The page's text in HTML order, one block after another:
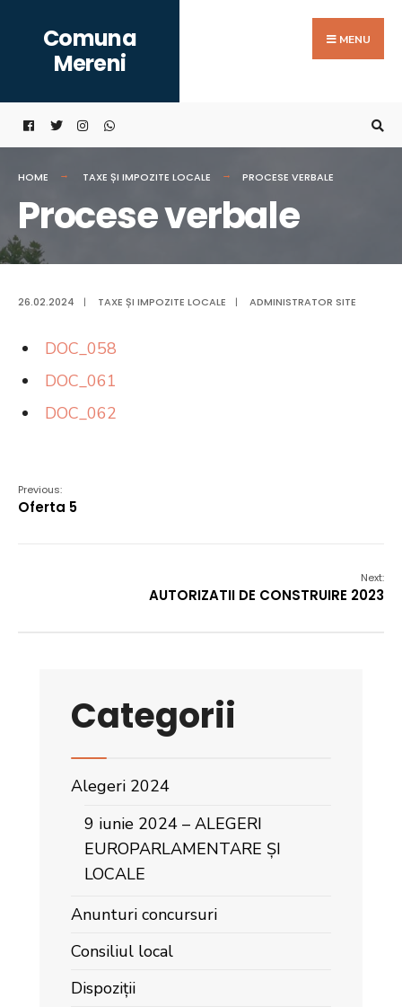
content
Comuna
Mereni
MENU
HOME TAXE ȘI IMPOZITE LOCALE PROCESE VERBALE
Procese verbale
26.02.2024 | TAXE ȘI IMPOZITE LOCALE | ADMINISTRATOR SITE
DOC_058
DOC_061
DOC_062
Previous:
Oferta 5
Next:
AUTORIZATII DE CONSTRUIRE 2023
Categorii
Alegeri 2024
9 iunie 2024 – ALEGERI
EUROPARLAMENTARE ȘI
LOCALE
Anunturi concursuri
Consiliul local
Dispoziții
for: